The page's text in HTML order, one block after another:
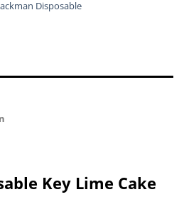
Disposable
Key Lime Cake